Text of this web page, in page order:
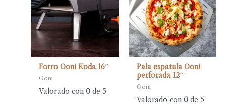
Forro Ooni Koda 16″
Ooni
Valorado con0 de 5
Pala espátula Ooni
perforada 12″
Ooni
Valorado con 0de 5